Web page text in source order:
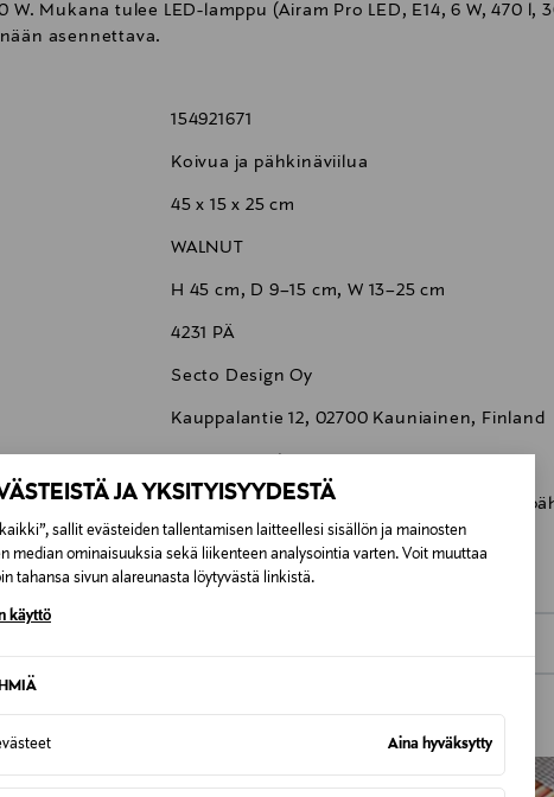
JA YKSITYISYYDESTÄ
sallit evästeiden tallentamisen laitteellesi sisällön ja mainosten
median ominaisuuksia sekä liikenteen analysointia varten. Voit muuttaa
tahansa sivun alareunasta löytyvästä linkistä.
käyttö
Aina hyväksytty
Mukana tulee LED-lamppu (Airam Pro LED, E14, 6 W, 470 l,
asennettava.
154921671
Koivua ja pähkinäviilua
45 x 15 x 25 cm
WALNUT
H 45 cm, D 9–15 cm, W 13–25 cm
4231 PÄ
Secto Design Oy
Kauppalantie 12, 02700 Kauniainen, Finland
seinävalaisin, seinälamppu, seinävalaisin
pähkinä
Voit palauttaa tilaamasi tuotteen 30 vuorokauden kuluessa tuotteen
palautuksesta etukäteen.